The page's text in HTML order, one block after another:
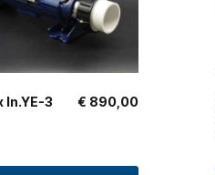
In.YE-3 € 890,00